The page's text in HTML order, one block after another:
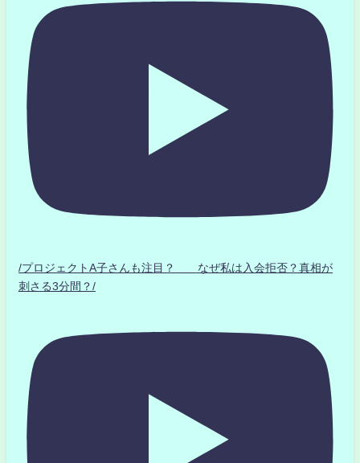
/プロジェクトA子さんも注目？ なぜ私は入会拒否？真相が
刺さる3分間？/